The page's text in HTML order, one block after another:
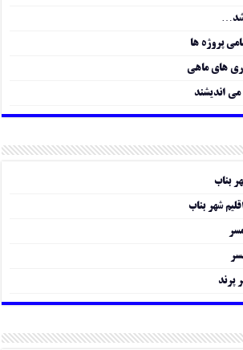
های ماهی
می اندیشند
بناب
شهر بناب
پرند